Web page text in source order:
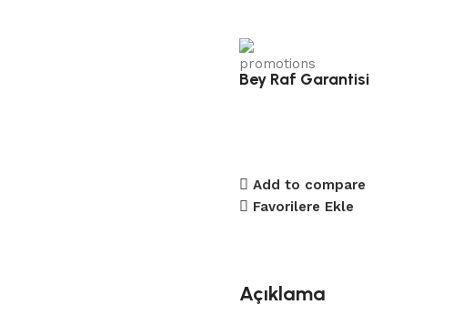
Bey Raf Garantisi
Add to compare
Favorilere Ekle
Açıklama